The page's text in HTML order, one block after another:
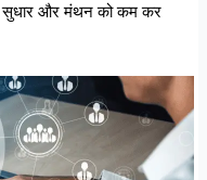
सुधार और मंथन को कम कर